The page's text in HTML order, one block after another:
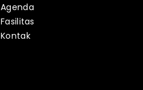
Agenda
Fasilitas
Kontak